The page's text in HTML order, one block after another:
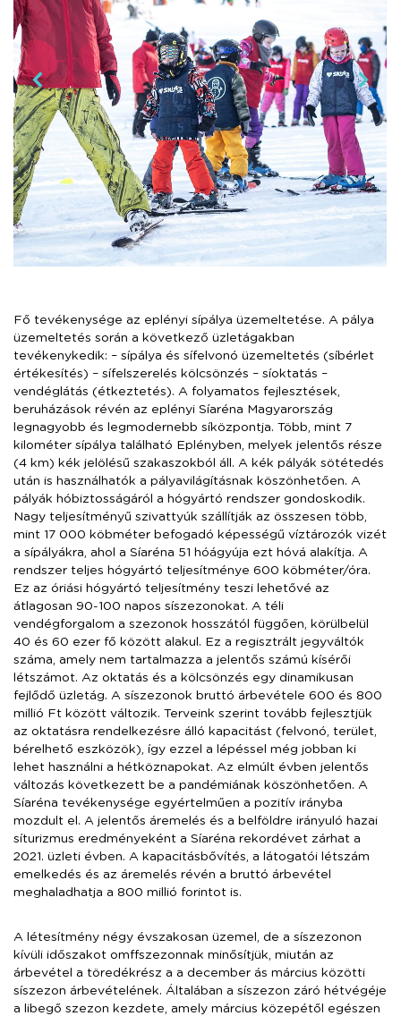
Fő tevékenysége az eplényi sípálya üzemeltetése. A pálya
üzemeltetés során a következő üzletágakban
tevékenykedik: – sípálya és sífelvonó üzemeltetés (síbérlet
értékesítés) – sífelszerelés kölcsönzés – síoktatás –
vendéglátás (étkeztetés). A folyamatos fejlesztések,
beruházások révén az eplényi Síaréna Magyarország
legnagyobb és legmodernebb síközpontja. Több, mint 7
kilométer sípálya található Eplényben, melyek jelentős része
(4 km) kék jelölésű szakaszokból áll. A kék pályák sötétedés
után is használhatók a pályavilágításnak köszönhetően. A
pályák hóbiztosságáról a hógyártó rendszer gondoskodik.
Nagy teljesítményű szivattyúk szállítják az összesen több,
mint 17 000 köbméter befogadó képességű víztározók vizét
a sípályákra, ahol a Síaréna 51 hóágyúja ezt hóvá alakítja. A
rendszer teljes hógyártó teljesítménye 600 köbméter/óra.
Ez az óriási hógyártó teljesítmény teszi lehetővé az
átlagosan 90-100 napos síszezonokat. A téli
vendégforgalom a szezonok hosszától függően, körülbelül
40 és 60 ezer fő között alakul. Ez a regisztrált jegyváltók
száma, amely nem tartalmazza a jelentős számú kísérői
létszámot. Az oktatás és a kölcsönzés egy dinamikusan
fejlődő üzletág. A síszezonok bruttó árbevétele 600 és 800
millió Ft között változik. Terveink szerint tovább fejlesztjük
az oktatásra rendelkezésre álló kapacitást (felvonó, terület,
bérelhető eszközök), így ezzel a lépéssel még jobban ki
lehet használni a hétköznapokat. Az elmúlt évben jelentős
változás következett be a pandémiának köszönhetően. A
Síaréna tevékenysége egyértelműen a pozitív irányba
mozdult el. A jelentős áremelés és a belföldre irányuló hazai
síturizmus eredményeként a Síaréna rekordévet zárhat a
2021. üzleti évben. A kapacitásbővítés, a látogatói létszám
emelkedés és az áremelés révén a bruttó árbevétel
meghaladhatja a 800 millió forintot is.
A létesítmény négy évszakosan üzemel, de a síszezonon
kívüli időszakot omffszezonnak minősítjük, miután az
árbevétel a töredékrész a a december ás március közötti
síszezon árbevételének. Általában a síszezon záró hétvégéje
a libegő szezon kezdete, amely március közepétől egészen